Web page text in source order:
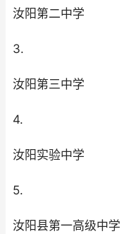
汝阳第二中学
3.
汝阳第三中学
4.
汝阳实验中学
5.
汝阳县第一高级中学